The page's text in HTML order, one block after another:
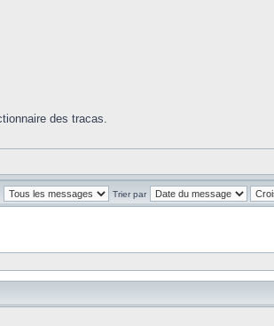
des tracas.
Trier par